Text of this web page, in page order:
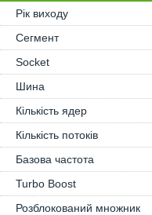
Рік виходу
Сегмент
Socket
Шина
Кількість ядер
Кількість потоків
Базова частота
Turbo Boost
Розблокований множник